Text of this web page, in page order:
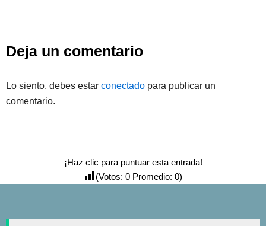
Deja un comentario
Lo siento, debes estar conectado para publicar un
comentario.
¡Haz clic para puntuar esta entrada!
(Votos: 0 Promedio: 0)